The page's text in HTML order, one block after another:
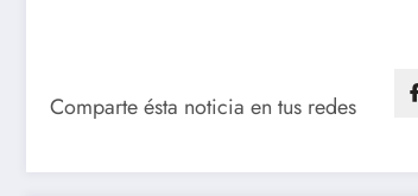
Comparte ésta noticia en tus redes